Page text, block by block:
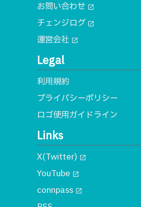
お問い合わせ open_in_new
チェンジログ open_in_new
運営会社 open_in_new
Legal
利用規約
プライバシーポリシー
ロゴ使用ガイドライン
Links
X(Twitter) open_in_new
YouTube open_in_new
connpass open_in_new